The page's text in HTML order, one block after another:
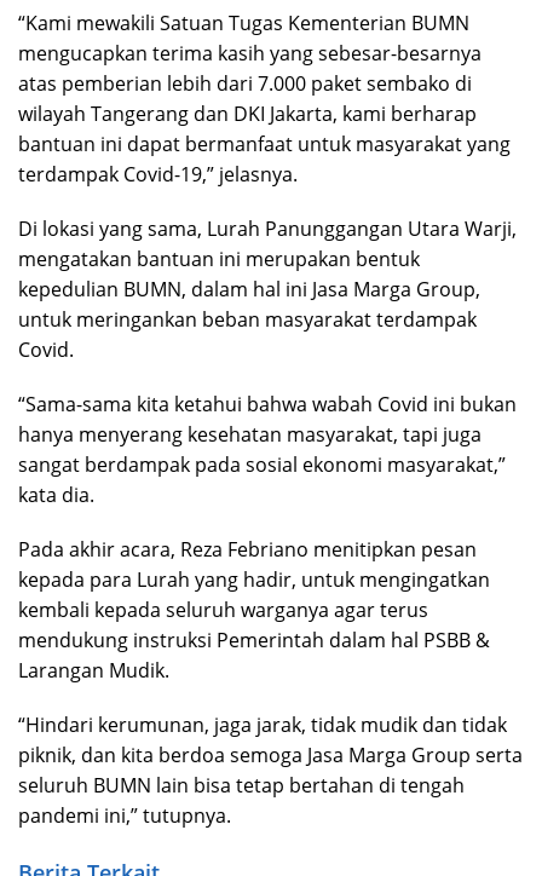
“Kami mewakili Satuan Tugas Kementerian BUMN
mengucapkan terima kasih yang sebesar-besarnya
atas pemberian lebih dari 7.000 paket sembako di
wilayah Tangerang dan DKI Jakarta, kami berharap
bantuan ini dapat bermanfaat untuk masyarakat yang
terdampak Covid-19,” jelasnya.
Di lokasi yang sama, Lurah Panunggangan Utara Warji,
mengatakan bantuan ini merupakan bentuk
kepedulian BUMN, dalam hal ini Jasa Marga Group,
untuk meringankan beban masyarakat terdampak
Covid.
“Sama-sama kita ketahui bahwa wabah Covid ini bukan
hanya menyerang kesehatan masyarakat, tapi juga
sangat berdampak pada sosial ekonomi masyarakat,”
kata dia.
Pada akhir acara, Reza Febriano menitipkan pesan
kepada para Lurah yang hadir, untuk mengingatkan
kembali kepada seluruh warganya agar terus
mendukung instruksi Pemerintah dalam hal PSBB &
Larangan Mudik.
“Hindari kerumunan, jaga jarak, tidak mudik dan tidak
piknik, dan kita berdoa semoga Jasa Marga Group serta
seluruh BUMN lain bisa tetap bertahan di tengah
pandemi ini,” tutupnya.